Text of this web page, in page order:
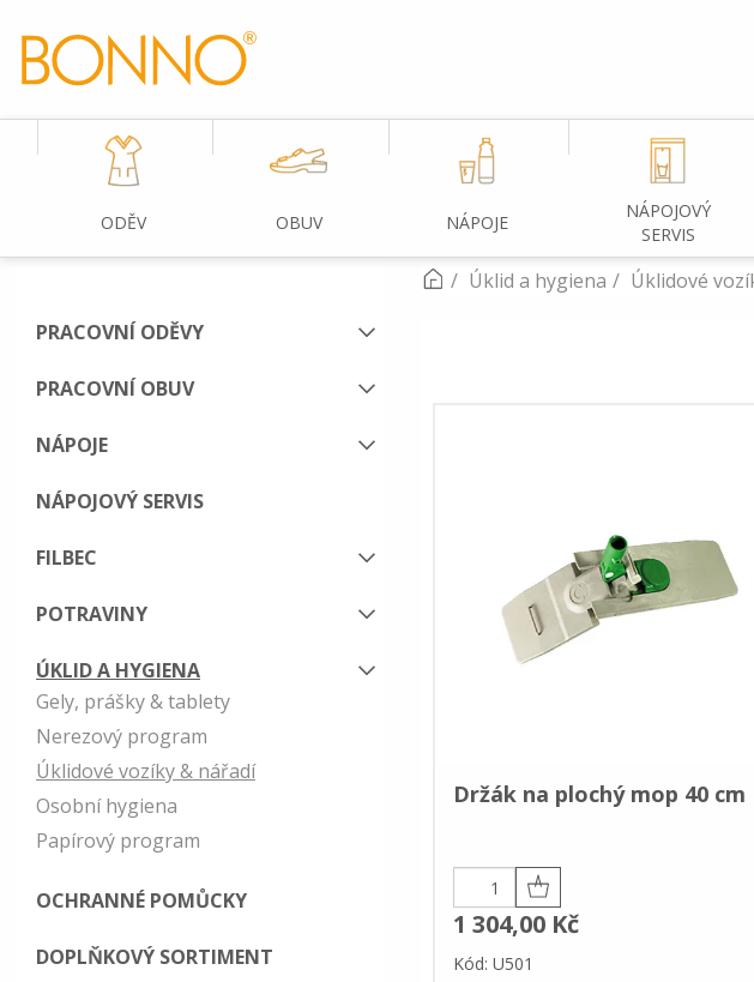
ODĚV OBUV NÁPOJE
NÁPOJOVÝ
SERVIS
PRACOVNÍ ODĚVY
PRACOVNÍ OBUV
NÁPOJE
NÁPOJOVÝ SERVIS
FILBEC
POTRAVINY
ÚKLID A HYGIENA
Gely, prášky & tablety
Nerezový program
Úklidové vozíky & nářadí
Osobní hygiena
Papírový program
OCHRANNÉ POMŮCKY
DOPLŇKOVÝ SORTIMENT
Úklid a hygiena Úklidové
Držák na plochý mop 40 cm
1 304,00 Kč
Kód: U501